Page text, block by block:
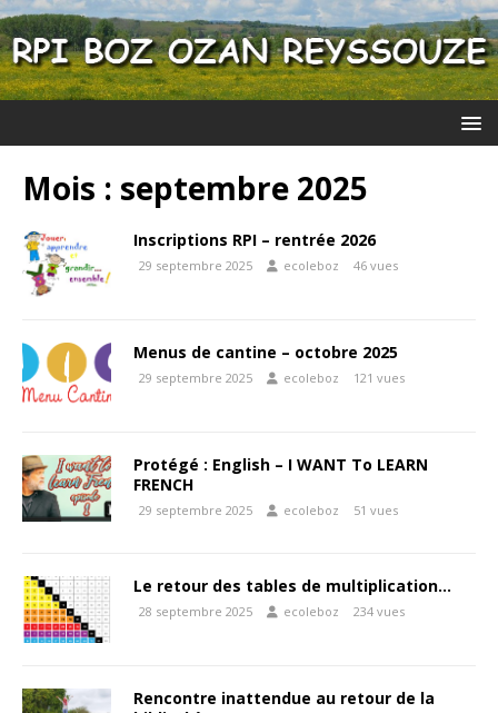
Mois : septembre 2025
Inscriptions RPI – rentrée 2026
29 septembre 2025 ecoleboz 46 vues
Menus de cantine – octobre 2025
29 septembre 2025 ecoleboz 121 vues
Protégé : English – I WANT To LEARN
FRENCH
29 septembre 2025 ecoleboz 51 vues
Le retour des tables de multiplication…
28 septembre 2025 ecoleboz 234 vues
Rencontre inattendue au retour de la